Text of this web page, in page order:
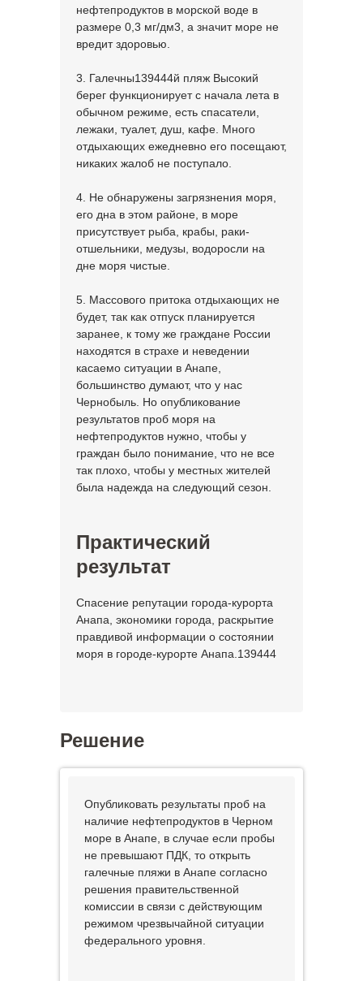
нефтепродуктов в морской воде в
размере 0,3 мг/дм3, а значит море не
вредит здоровью.
3. Галечны139444й пляж Высокий
берег функционирует с начала лета в
обычном режиме, есть спасатели,
лежаки, туалет, душ, кафе. Много
отдыхающих ежедневно его посещают,
никаких жалоб не поступало.
4. Не обнаружены загрязнения моря,
его дна в этом районе, в море
присутствует рыба, крабы, раки-
отшельники, медузы, водоросли на
дне моря чистые.
5. Массового притока отдыхающих не
будет, так как отпуск планируется
заранее, к тому же граждане России
находятся в страхе и неведении
касаемо ситуации в Анапе,
большинство думают, что у нас
Чернобыль. Но опубликование
результатов проб моря на
нефтепродуктов нужно, чтобы у
граждан было понимание, что не все
так плохо, чтобы у местных жителей
была надежда на следующий сезон.
Практический
результат
Спасение репутации города-курорта
Анапа, экономики города, раскрытие
правдивой информации о состоянии
моря в городе-курорте Анапа.139444
Решение
Опубликовать результаты проб на
наличие нефтепродуктов в Черном
море в Анапе, в случае если пробы
не превышают ПДК, то открыть
галечные пляжи в Анапе согласно
решения правительственной
комиссии в связи с действующим
режимом чрезвычайной ситуации
федерального уровня.